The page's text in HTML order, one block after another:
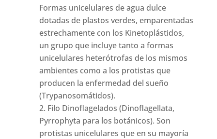
Formas unicelulares de agua dulce
dotadas de plastos verdes, emparentadas
estrechamente con los Kinetoplástidos,
un grupo que incluye tanto a formas
unicelulares heterótrofas de los mismos
ambientes como a los protistas que
producen la enfermedad del sueño
(Trypanosomátidos).
Filo Dinoflagelados (Dinoflagellata,
Pyrrophyta para los botánicos). Son
protistas unicelulares que en su mayoría